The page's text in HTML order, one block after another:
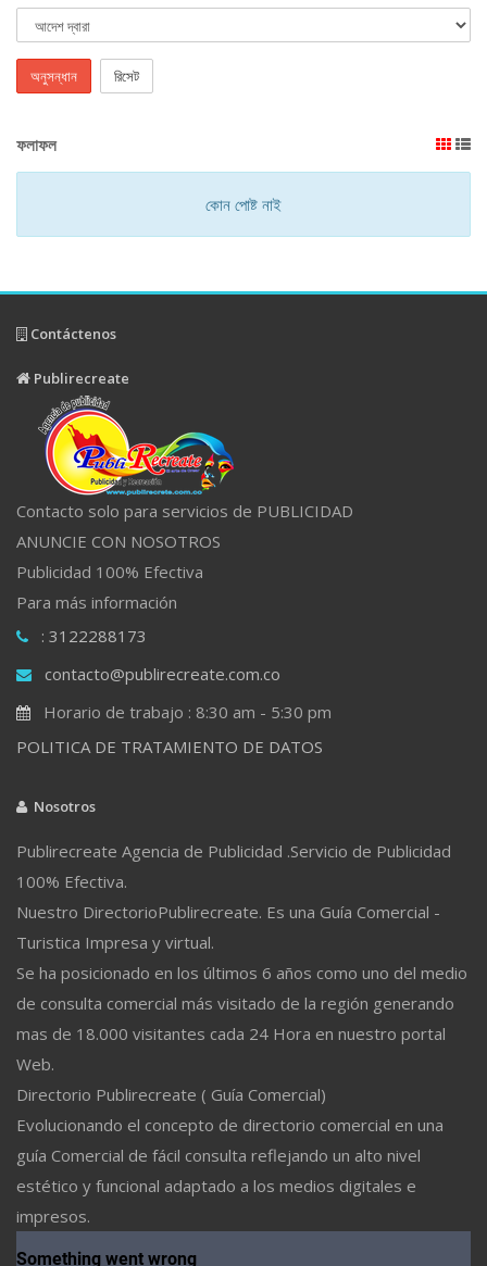
অনুসন্ধান রিসেট
ফলাফল
কোন পোষ্ট নাই
Contáctenos
Publirecreate
Contacto solo para servicios de PUBLICIDAD
ANUNCIE CON NOSOTROS
Publicidad 100% Efectiva
Para más información
: 3122288173
contacto@publirecreate.com.co
Horario de trabajo : 8:30 am - 5:30 pm
POLITICA DE TRATAMIENTO DE DATOS
Nosotros
Publirecreate Agencia de Publicidad .Servicio de Publicidad
100% Efectiva.
Nuestro DirectorioPublirecreate. Es una Guía Comercial -
Turistica Impresa y virtual.
Se ha posicionado en los últimos 6 años como uno del medio
de consulta comercial más visitado de la región generando
mas de 18.000 visitantes cada 24 Hora en nuestro portal
Web.
Directorio Publirecreate ( Guía Comercial)
Evolucionando el concepto de directorio comercial en una
guía Comercial de fácil consulta reflejando un alto nivel
estético y funcional adaptado a los medios digitales e
impresos.